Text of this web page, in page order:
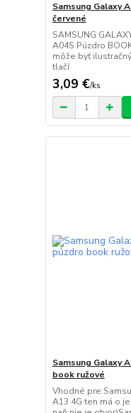
Samsung Galaxy
červené
SAMSUNG
A04S Púzdro
môže byť
tlačí
3,09 €/ks
Samsung Galaxy
book ružové
Vhodné
A13 4G ten má o